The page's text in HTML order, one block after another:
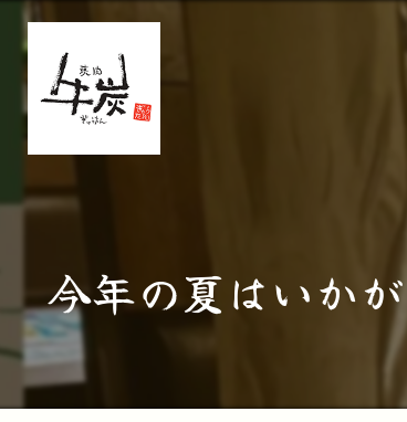
今年の夏はいか